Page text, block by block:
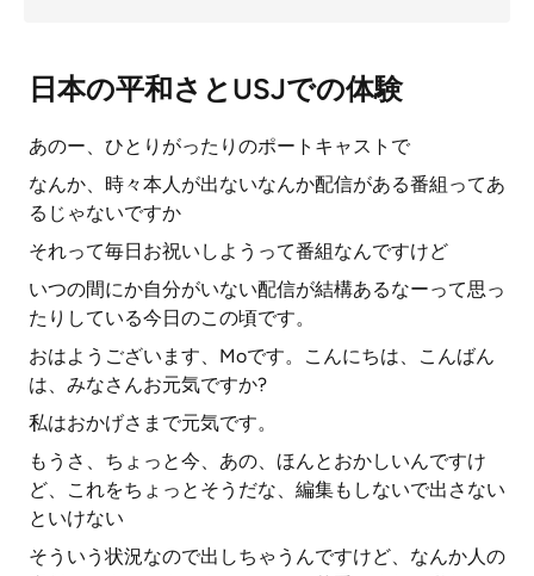
日本の平和さとUSJでの体験
あのー、ひとりがったりのポートキャストで
なんか、時々本人が出ないなんか配信がある番組ってあ
るじゃないですか
それって毎日お祝いしようって番組なんですけど
いつの間にか自分がいない配信が結構あるなーって思っ
たりしている今日のこの頃です。
おはようございます、Moです。こんにちは、こんばん
は、みなさんお元気ですか?
私はおかげさまで元気です。
もうさ、ちょっと今、あの、ほんとおかしいんですけ
ど、これをちょっとそうだな、編集もしないで出さない
といけない
そういう状況なので出しちゃうんですけど、なんか人の